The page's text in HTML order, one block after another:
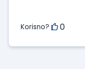
Korisno? 0